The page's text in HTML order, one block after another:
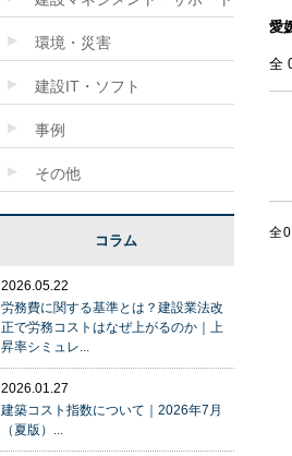
愛
全
全
環境・災害
建設IT・ソフト
事例
その他
コラム
2026.05.22
労務費に関する基準とは？建設業法改
正で労務コストはなぜ上がるのか｜上
昇率シミュレ...
2026.01.27
建築コスト指数について｜2026年7月
（夏版）...